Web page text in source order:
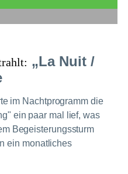
„La Nuit /
im Nachtprogramm die
ein paar mal lief, was
Begeisterungssturm
ein monatliches